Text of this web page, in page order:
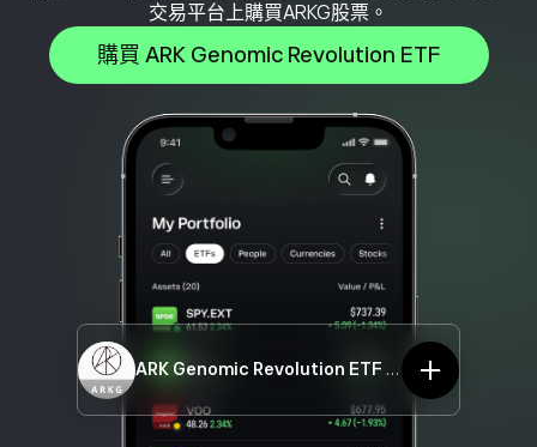
交易平台上購買ARKG股票。
購買 ARK Genomic Revolution ETF
ARK Genomic Revolution ETF ARKG